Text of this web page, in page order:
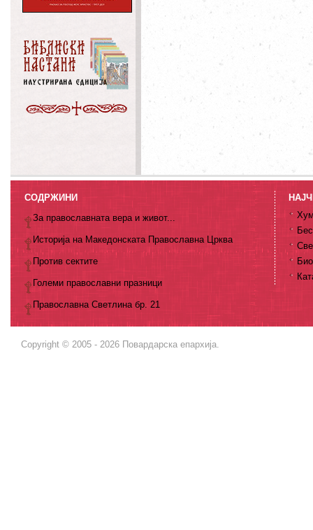
СОДРЖИНИ
За православната вера и живот...
Историја на Македонската Православна Црква
Против сектите
Големи православни празници
Православна Светлина бр. 21
Copyright © 2005 - 2026 Повардарска епархија.